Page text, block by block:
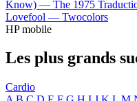
Know) — The 1975
Lovefool — Twocolors
HP mobile
Les plus grands
Cardio